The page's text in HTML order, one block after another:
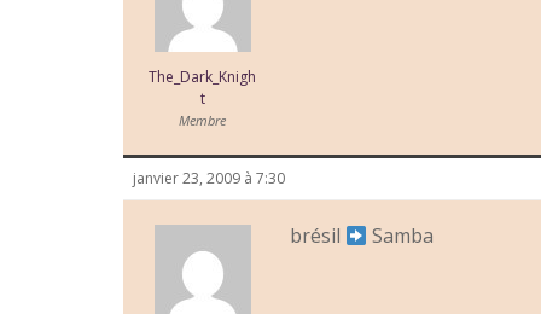
The_Dark_Knigh
t
Membre
janvier 23, 2009 à 7:30
brésil Samba